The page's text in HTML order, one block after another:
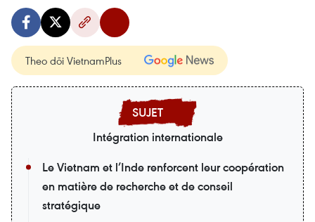
Theo dõi VietnamPlus
Intégration internationale
Le Vietnam et l’Inde renforcent leur coopération
en matière de recherche et de conseil
stratégique